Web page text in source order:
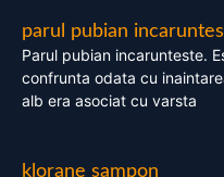
parul pubian
Parul pubian incarunteste.
confrunta odata cu
alb era asociat cu varsta
klorane sampon